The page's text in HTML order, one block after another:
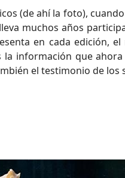
(de ahí la foto),
muchos años
en cada edición,
información que
el testimonio de los